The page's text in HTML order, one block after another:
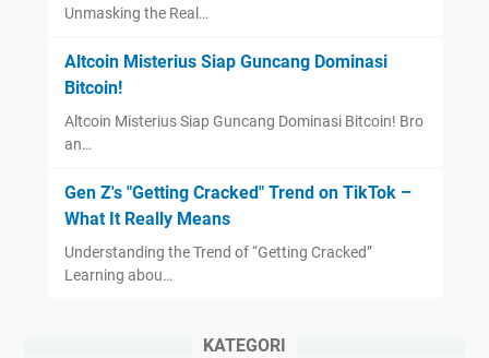
Unmasking the Real…
Altcoin Misterius Siap Guncang Dominasi
Bitcoin!
Altcoin Misterius Siap Guncang Dominasi Bitcoin! Bro
an…
Gen Z's "Getting Cracked" Trend on TikTok –
What It Really Means
Understanding the Trend of “Getting Cracked”
Learning abou…
KATEGORI